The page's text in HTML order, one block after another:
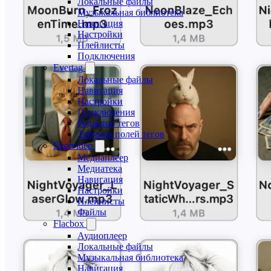
Музыкальная библиотека
Навигация
Настройки
Плейлисты
Подключения
Evertag
Локальные файлы
Навигация
Настройки
Подключения
Редактор тегов
Таблица полей тегов
Evervideo
Медиаплеер
Медиатека
Навигация
Настройки
Плейлисты
Файлы
Flacbox
Аудиоплеер
Локальные файлы
Музыкальная библиотека
Навигация